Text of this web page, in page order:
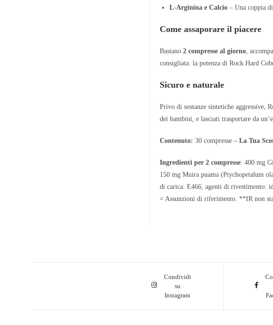
L-Arginina e Calcio – Una coppia
Come assaporare il piacere
Bastano2 compresse al giorno,
consigliata: la potenza di Rock Hard
Sicuro e naturale
Privo di sostanze sintetiche aggressive,
dei bambini, e lasciati trasportare da
Contenuto: 30 compresse –La Tua
Ingredienti per 2 compresse: 400 mg
150 mg Muira puama (Ptychopetalum
di carica: E466, agenti di rivestimento:
= Assunzioni di riferimento. **IR non
Condividi
su
Instagram